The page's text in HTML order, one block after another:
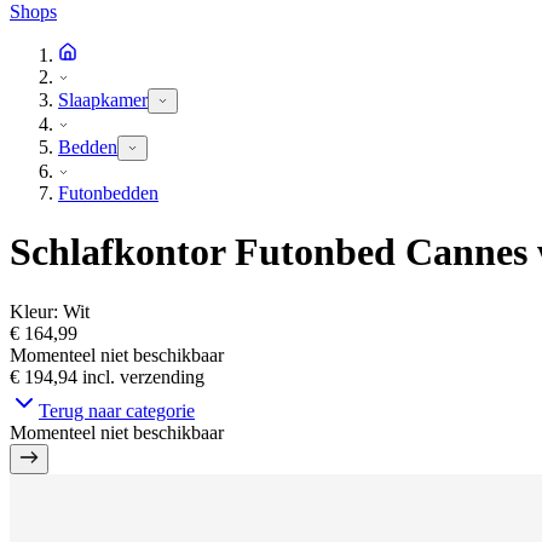
Shops
Slaapkamer
Bedden
Futonbedden
Schlafkontor Futonbed Cannes
Kleur: Wit
€ 164,99
Momenteel niet beschikbaar
€ 194,94 incl. verzending
Terug naar categorie
Momenteel niet beschikbaar